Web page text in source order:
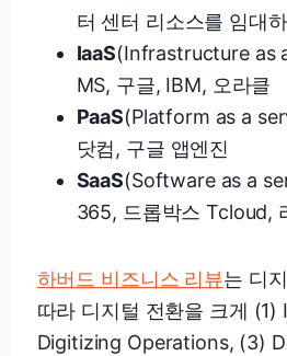
터 센터 리소스를 임대
IaaS(Infrastructure as
MS, 구글, IBM, 오라클
PaaS(Platform as a
닷컴, 구글 앱엔진
SaaS(Software as a
365, 드롭박스 Tcloud,
하버드 비즈니스 리뷰는 디
따라 디지털 전환을 크게
Digitizing Operations, (3)